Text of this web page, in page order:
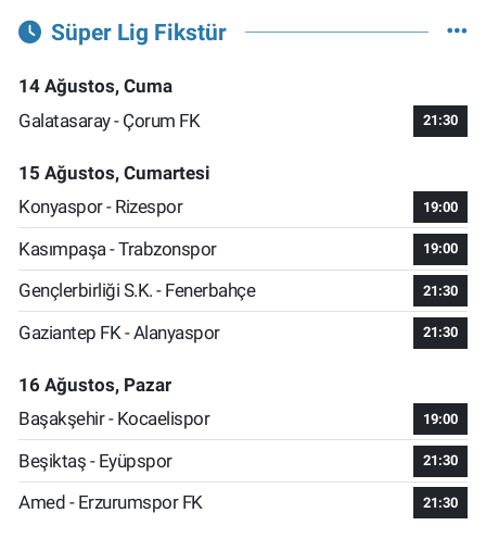
Süper Lig Fikstür
14 Ağustos, Cuma
Galatasaray - Çorum FK
21:30
15 Ağustos, Cumartesi
Konyaspor - Rizespor
19:00
Kasımpaşa - Trabzonspor 19:00
Gençlerbirliği S.K. - Fenerbahçe 21:30
Gaziantep FK - Alanyaspor 21:30
16 Ağustos, Pazar
Başakşehir - Kocaelispor
19:00
Beşiktaş - Eyüpspor 21:30
Amed - Erzurumspor FK 21:30